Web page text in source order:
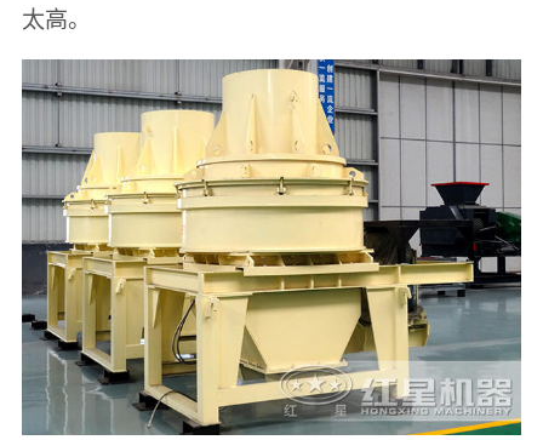
太高。